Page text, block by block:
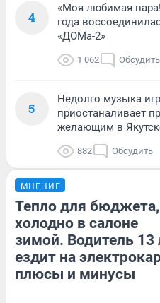
4
«Моя любимая
года
«ДОМа-2»
1 062 Обсудить
5
Недолго музыка
приостаналивает
желающим в
882 Обсудить
МНЕНИЕ
Тепло для
холодно в салоне
зимой. Водитель 13
ездит на
плюсы и минусы